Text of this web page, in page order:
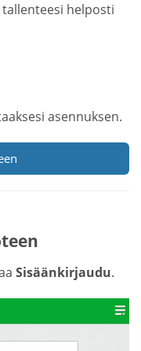
tallenteesi helposti
asennuksen.
Sisäänkirjaudu.